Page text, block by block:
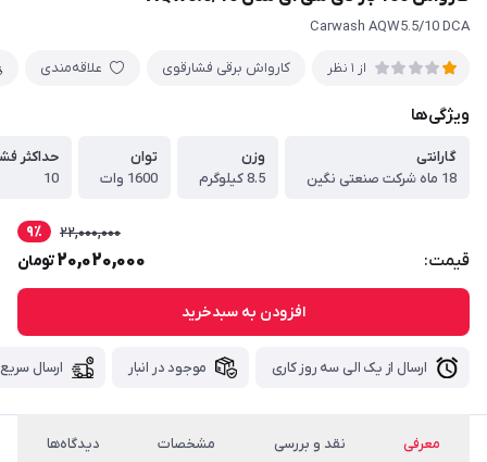
Carwash AQW5.5/10 DCA
از 1 نظر کارواش برقی فشارقوی علاقه‌مندی
ویژگی‌ها
گارانتی
18 ماه شرکت صنعتی نگین
وزن
8.5 کیلوگرم
توان
1600 وات
حداکثر
10
قیمت:
22,000,000 9٪
20,020,000تومان
افزودن به سبدخرید
ارسال از یک الی سه روز کاری موجود در انبار ارسال سریع
معرفی نقد و بررسی مشخصات دیدگاه‌ها